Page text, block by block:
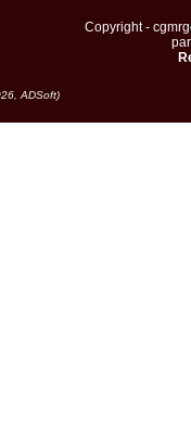
Copyright -
ADSoft)